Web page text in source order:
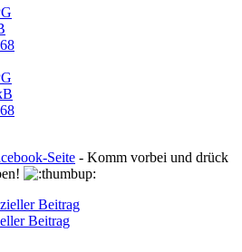
Seite - Komm vorbei und drück
Beitrag
Beitrag